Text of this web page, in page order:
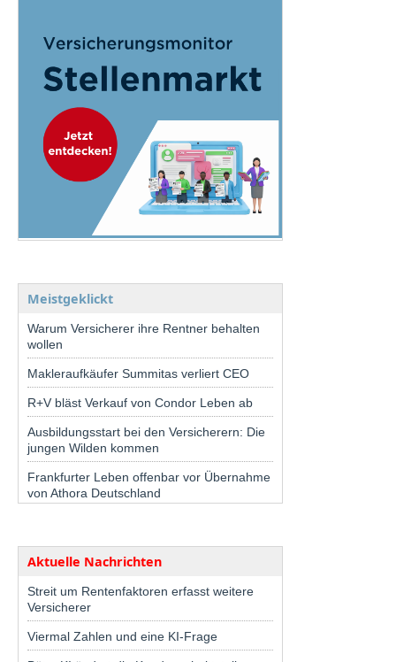
Meistgeklickt
Warum Versicherer ihre Rentner behalten
wollen
Makleraufkäufer Summitas verliert CEO
R+V bläst Verkauf von Condor Leben ab
Ausbildungsstart bei den Versicherern: Die
jungen Wilden kommen
Frankfurter Leben offenbar vor Übernahme
von Athora Deutschland
Aktuelle Nachrichten
Streit um Rentenfaktoren erfasst weitere
Versicherer
Viermal Zahlen und eine KI-Frage